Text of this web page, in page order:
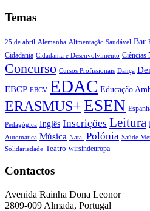
Temas
25 de abril Alemanha Alimentação Saudável Bar
Cidadania Cidadania e Desenvolvimento Ciências
Concurso Cursos Profissionais Dança
EBCP EBCV EDAC Educação
ERASMUS+ESEN
Pedagógica Inglês Inscrições Leitura
Automática Música Natal Polónia Saúde
Solidariedade Teatro wirsindeuropa
Contactos
Avenida Rainha Dona Leonor
2809-009 Almada, Portugal